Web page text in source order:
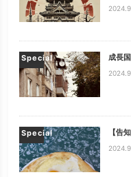
Special 成長
Special 【告